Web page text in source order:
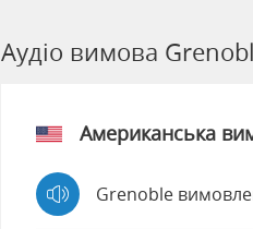
Аудіо вимова
Американська
Grenoble